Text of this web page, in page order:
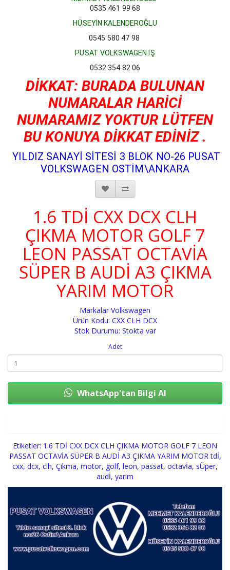
0535 461 99 68
HÜSEYİN KALENDEROĞLU
0545 580 47 98
PUSAT VOLKSWAGEN İŞ
0532 354 82 06
DİKKAT: BURADA BULUNAN
NUMARALAR HARİCİ
NUMARAMIZ YOKTUR LÜTFEN
BU KONUYA DİKKAT EDİNİZ .
YILDIZ SANAYİ SİTESİ 3 BLOK NO-26 PUSAT
VOLKSWAGEN OSTİM\ANKARA
1.6 TDİ CXX DCX CLH
ÇIKMA MOTOR GOLF 7
LEON PASSAT OCTAVİA
SÜPER B AUDİ A3 ÇIKMA
YARIM MOTOR
Markalar Volkswagen
Ürün Kodu: CXX CLH DCX
Stok Durumu: Stokta var
Adet
WhatsApp'tan Bilgi Al
Etiketler: 1.6 TDİ CXX DCX CLH ÇIKMA MOTOR GOLF 7 LEON
PASSAT OCTAVİA SÜPER B AUDİ A3 ÇIKMA YARIM MOTOR tdİ,
cxx, dcx, clh, Çikma, motor, golf, leon, passat, octavİa, sÜper,
audİ, yarim